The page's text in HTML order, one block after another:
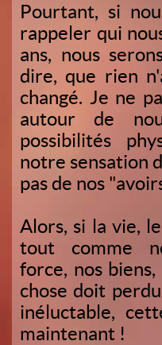
Pourtant, si
rappeler qui
ans, nous
dire, que rien
changé. Je ne
autour de
possibilités
notre sensation
pas de nos
Alors, si la vie,
tout comme
force, nos
chose doit
inéluctable,
maintenant !